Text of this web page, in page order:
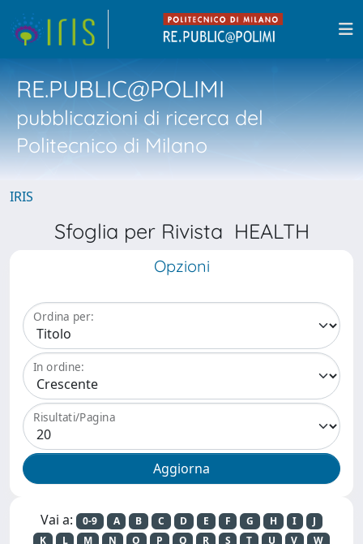
RE.PUBLIC@POLIMI
pubblicazioni di ricerca del
Politecnico di Milano
IRIS
Sfoglia per Rivista HEALTH
Opzioni
Ordina per:
In ordine:
Risultati/Pagina
Vai a: 0-9 A B C D E F G H I
J
K
L M N O P Q R S T U V
W